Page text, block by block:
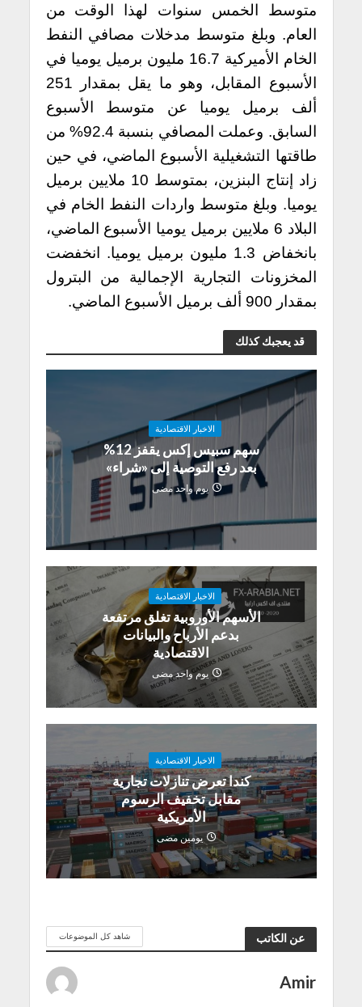
متوسط ​​الخمس سنوات لهذا الوقت من
العام. وبلغ متوسط ​​مدخلات مصافي النفط
الخام الأميركية 16.7 مليون برميل يوميا في
الأسبوع المقابل، وهو ما يقل بمقدار 251
ألف برميل يوميا عن متوسط ​​الأسبوع
السابق. وعملت المصافي بنسبة 92.4% من
طاقتها التشغيلية الأسبوع الماضي، في حين
زاد إنتاج البنزين، بمتوسط ​​10 ملايين برميل
يوميا. وبلغ متوسط ​​واردات النفط الخام في
البلاد 6 ملايين برميل يوميا الأسبوع الماضي،
بانخفاض 1.3 مليون برميل يوميا. انخفضت
المخزونات التجارية الإجمالية من البترول
بمقدار 900 ألف برميل الأسبوع الماضي.
قد يعجبك كذلك
الاخبار الاقتصادية
سهم سبيس إكس يقفز 12%
بعد رفع التوصية إلى «شراء»
يوم واحد مضى
الاخبار الاقتصادية
الأسهم الأوروبية تغلق مرتفعة
بدعم الأرباح والبيانات
الاقتصادية
يوم واحد مضى
الاخبار الاقتصادية
كندا تعرض تنازلات تجارية
مقابل تخفيف الرسوم
الأمريكية
يومين مضى
عن الكاتب شاهد كل الموضوعات
Amir